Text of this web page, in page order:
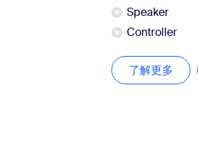
Speaker
Controller
了解更多 了